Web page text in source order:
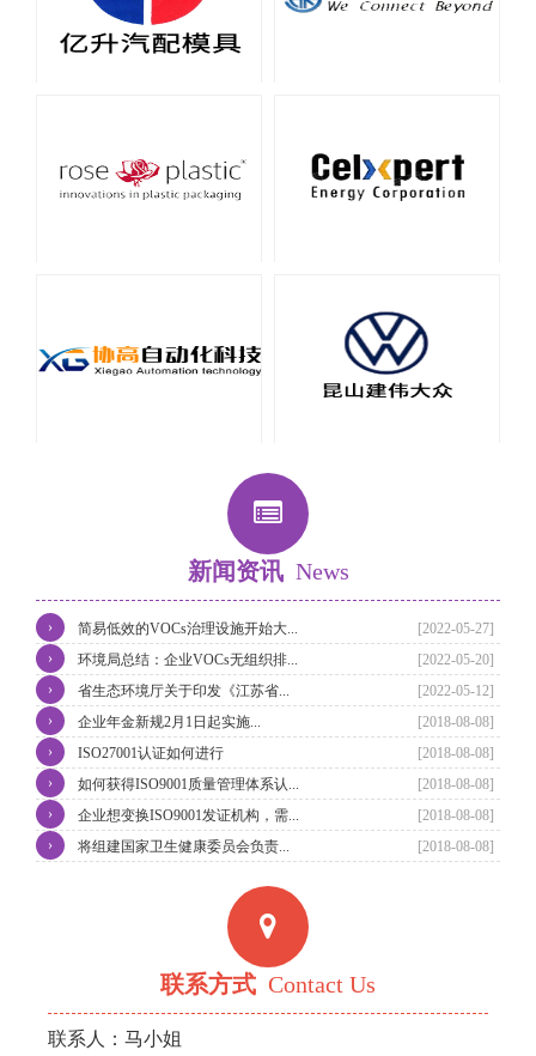
新闻资讯 News
[2022-05-27]
简易低效的VOCs治理设施开始大...
›
[2022-05-20]
环境局总结：企业VOCs无组织排...
›
[2022-05-12]
省生态环境厅关于印发《江苏省...
›
[2018-08-08]
企业年金新规2月1日起实施...
›
[2018-08-08]
ISO27001认证如何进行
›
[2018-08-08]
如何获得ISO9001质量管理体系认...
›
[2018-08-08]
企业想变换ISO9001发证机构，需...
›
[2018-08-08]
将组建国家卫生健康委员会负责...
›
联系方式 Contact Us
联系人：马小姐